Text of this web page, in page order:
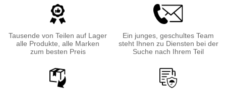
Tausende von Teilen auf Lager
alle Produkte, alle Marken
zum besten Preis
Ein junges, geschultes Team
steht Ihnen zu Diensten bei der
Suche nach Ihrem Teil